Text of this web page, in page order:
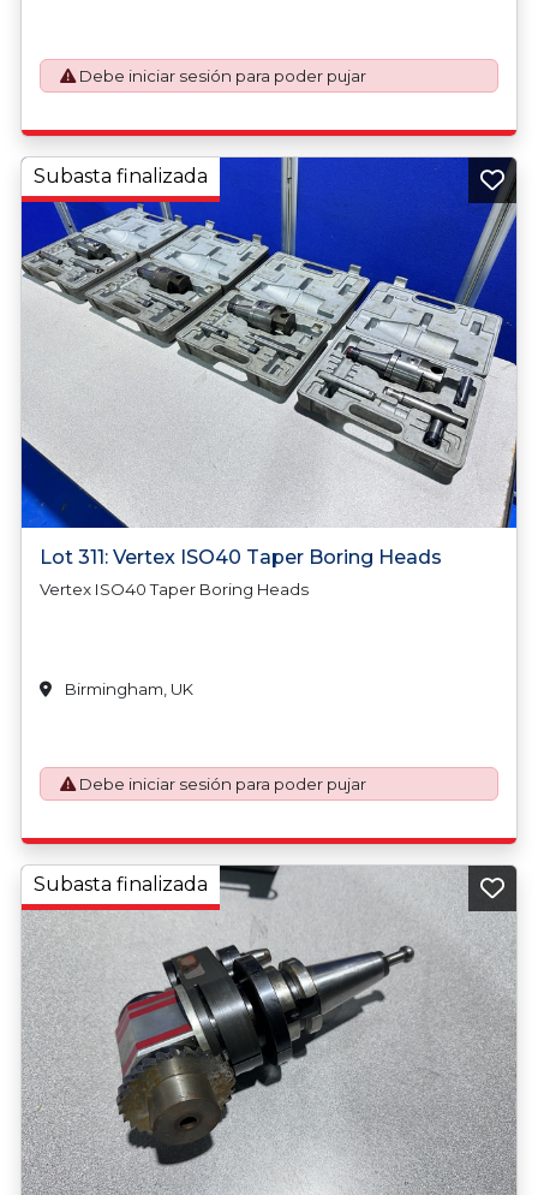
Debe iniciar sesión para poder pujar
Lot 311: Vertex ISO40 Taper Boring Heads
Vertex ISO40 Taper Boring Heads
Subasta finalizada
Birmingham, UK
Debe iniciar sesión para poder pujar
Subasta finalizada